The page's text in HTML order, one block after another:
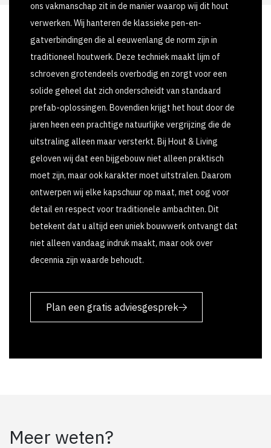
ons vakmanschap zit in de manier waarop wij dit hout
verwerken. Wij hanteren de klassieke pen-en-
gatverbindingen die al eeuwenlang de norm zijn in
traditioneel houtwerk. Deze techniek maakt lijm of
schroeven grotendeels overbodig en zorgt voor een
solide geheel dat zich onderscheidt van standaard
prefab-oplossingen. Bovendien krijgt het hout door de
jaren heen een prachtige natuurlijke vergrijzing die de
uitstraling alleen maar versterkt. Bij Hout & Living
geloven wij dat een bijgebouw niet alleen praktisch
moet zijn, maar ook karakter moet uitstralen. Daarom
ontwerpen wij elke kapschuur op maat, met oog voor
detail en respect voor traditionele ambachten. Dit
betekent dat u altijd een uniek bouwwerk ontvangt dat
niet alleen vandaag indruk maakt, maar ook over
decennia zijn waarde behoudt.
Plan een gratis adviesgesprek
Meer weten?